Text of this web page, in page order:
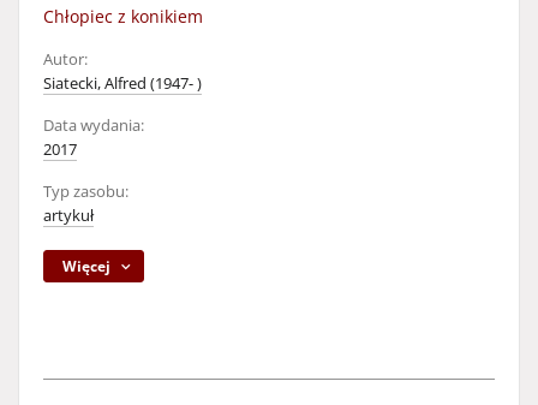
Chłopiec z konikiem
Autor:
Siatecki, Alfred (1947- )
Data wydania:
2017
Typ zasobu:
artykuł
Więcej